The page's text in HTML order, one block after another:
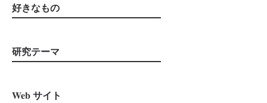
好きなもの
研究テーマ
Web サイト